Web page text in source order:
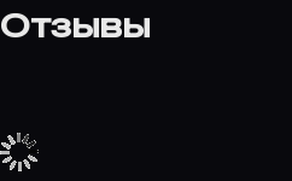
Отзывы